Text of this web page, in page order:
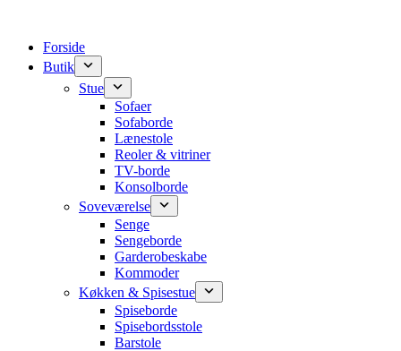
Forside
Butik
Stue
Sofaer
Sofaborde
Lænestole
Reoler & vitriner
TV-borde
Konsolborde
Soveværelse
Senge
Sengeborde
Garderobeskabe
Kommoder
Køkken & Spisestue
Spiseborde
Spisebordsstole
Barstole